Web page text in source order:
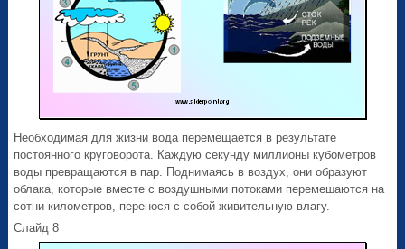
Необходимая для жизни вода перемещается в результате
постоянного круговорота. Каждую секунду миллионы кубометров
воды превращаются в пар. Поднимаясь в воздух, они образуют
облака, которые вместе с воздушными потоками перемешаются на
сотни километров, перенося с собой живительную влагу.
Слайд 8